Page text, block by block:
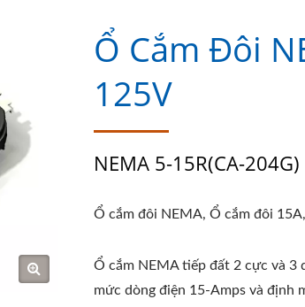
Ổ Cắm Đôi
125V
NEMA 5-15R(CA-204G)
Ổ cắm đôi NEMA, Ổ cắm đôi
Ổ cắm NEMA tiếp đất 2 cực và 3
mức dòng điện 15-Amps và định